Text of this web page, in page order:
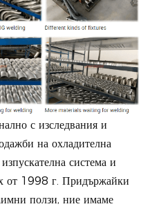
с изследвания и
на охладителна
система и
от 1998 г. Придържайки
ползи, ние имаме